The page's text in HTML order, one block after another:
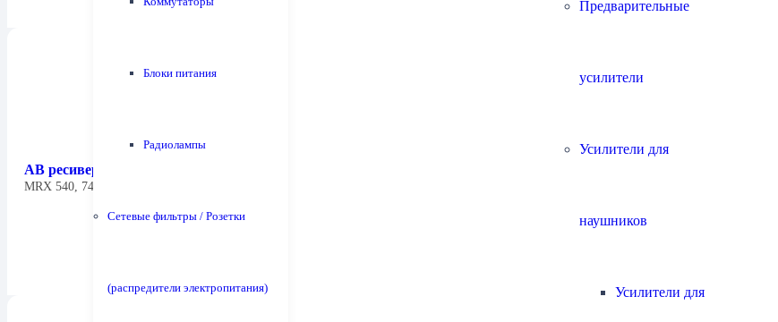
Блоки питания
Радиолампы
Сетевые фильтры / Розетки
(распредители электропитания)
Предварительные
усилители
Усилители для
наушников
Усилители для
АВ ресивер Anthem MRX 1140 8К
MRX 540, 740 и 1140 —…